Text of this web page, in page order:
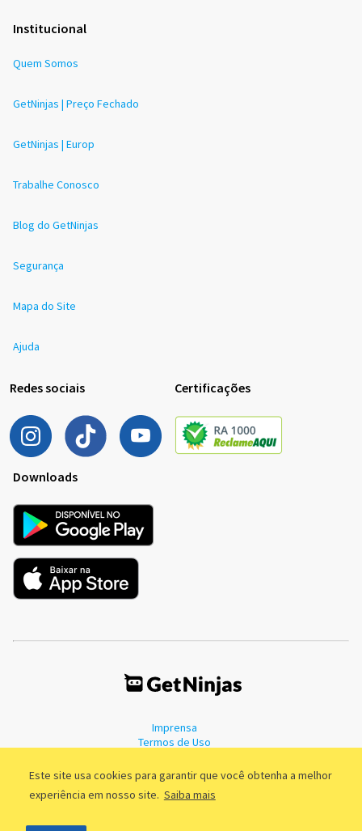
Este site usa cookies para garantir que você obtenha a melhor
experiência em nosso site. Saiba mais
Institucional
Quem Somos
GetNinjas | Preço Fechado
GetNinjas | Europ
Trabalhe Conosco
Blog do GetNinjas
Segurança
Mapa do Site
Ajuda
Redes sociais Certificações
Downloads
Imprensa
Termos de Uso
©2011 - 2026, GetNinjas LTDA. CNPJ 55.744.877/0001-89 - Rua Dr.